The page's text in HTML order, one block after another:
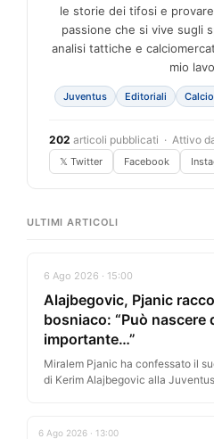
le storie dei tifosi e
passione che si vive sugli
analisi tattiche e
mio
Juventus Editoriali
202 articoli pubblicati · Attivo
𝕏 Twitter Facebook
ULTIMI ARTICOLI
6 Ago 2026 · 15:00
Alajbegovic, Pjanic
bosniaco: “Può nascere
importante…”
Miralem Pjanic ha confessato il
di Kerim Alajbegovic alla
6 Ago 2026 · 13:00